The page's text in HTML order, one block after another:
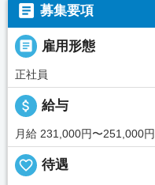
 募集要項
 雇用形態
正社員
attach_money 給与
月給 231,000円〜251,000円
favorite_border 待遇